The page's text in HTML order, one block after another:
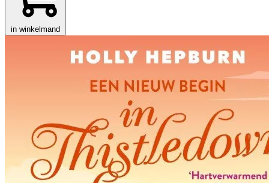
in winkelmand